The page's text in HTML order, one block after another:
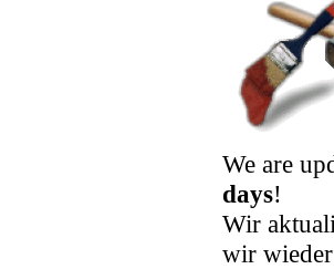
We are
days!
Wir
wir